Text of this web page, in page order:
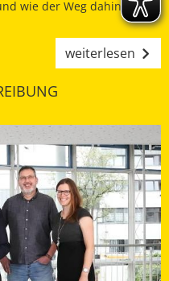
wie der Weg dahin
weiterlesen